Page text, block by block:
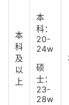
本
科
及
以
上
本
科：
20-
24w
硕
士：
23-
28w